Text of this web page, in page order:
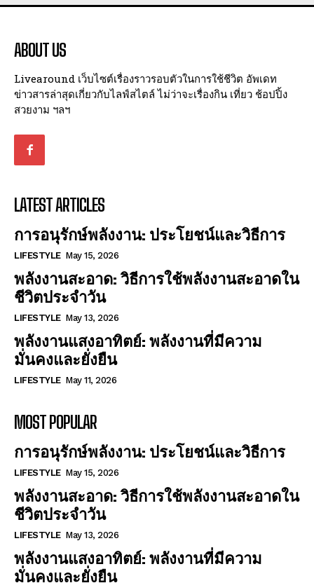
ABOUT US
Livearound เว็บไซต์เรื่องราวรอบตัวในการใช้ชีวิต อัพเดท
ข่าวสารล่าสุดเกี่ยวกับไลฟ์สไตล์ ไม่ว่าจะเรื่องกิน เที่ยว ช้อปปิ้ง
สวยงาม ฯลฯ
LATEST ARTICLES
การอนุรักษ์พลังงาน: ประโยชน์และวิธีการ
LIFESTYLE May 15, 2026
พลังงานสะอาด: วิธีการใช้พลังงานสะอาดใน
ชีวิตประจำวัน
LIFESTYLE May 13, 2026
พลังงานแสงอาทิตย์: พลังงานที่มีความ
มั่นคงและยั่งยืน
LIFESTYLE May 11, 2026
MOST POPULAR
การอนุรักษ์พลังงาน: ประโยชน์และวิธีการ
LIFESTYLE May 15, 2026
พลังงานสะอาด: วิธีการใช้พลังงานสะอาดใน
ชีวิตประจำวัน
LIFESTYLE May 13, 2026
พลังงานแสงอาทิตย์: พลังงานที่มีความ
มั่นคงและยั่งยืน